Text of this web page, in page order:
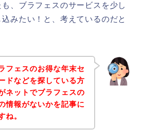
、ブラフェスのサービスを少し
みたい！と、考えているのだと
フェスのお得な年末セ
ドなどを探している方
ネットでブラフェスの
情報がないかを記事に
ね。